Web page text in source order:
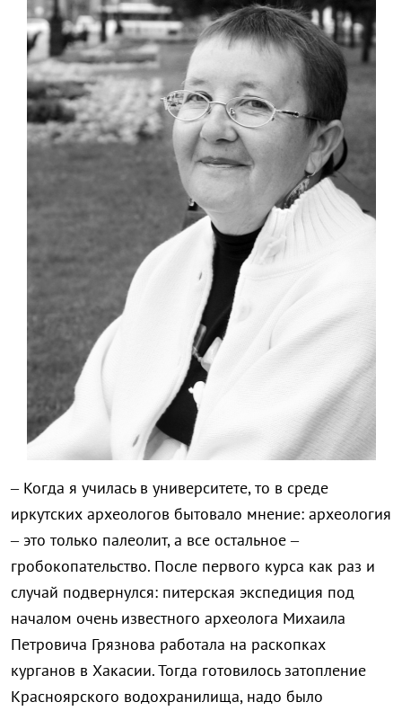
– Когда я училась в университете, то в среде
иркутских археологов бытовало мнение: археология
– это только палеолит, а все остальное –
гробокопательство. После первого курса как раз и
случай подвернулся: питерская экспедиция под
началом очень известного археолога Михаила
Петровича Грязнова работала на раскопках
курганов в Хакасии. Тогда готовилось затопление
Красноярского водохранилища, надо было